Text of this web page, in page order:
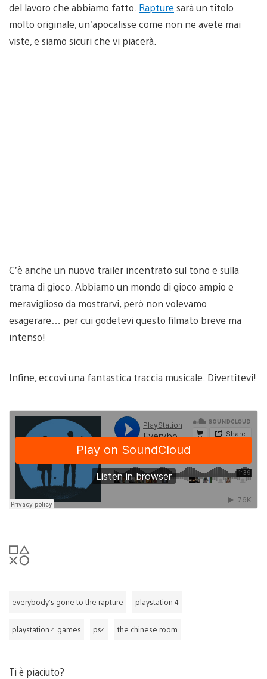
del lavoro che abbiamo fatto. Rapture sarà un titolo
molto originale, un’apocalisse come non ne avete mai
viste, e siamo sicuri che vi piacerà.
C’è anche un nuovo trailer incentrato sul tono e sulla
trama di gioco. Abbiamo un mondo di gioco ampio e
meraviglioso da mostrarvi, però non volevamo
esagerare… per cui godetevi questo filmato breve ma
intenso!
Infine, eccovi una fantastica traccia musicale. Divertitevi!
everybody’s gone to the rapture playstation 4
playstation 4 games ps4 the chinese room
Ti è piaciuto?